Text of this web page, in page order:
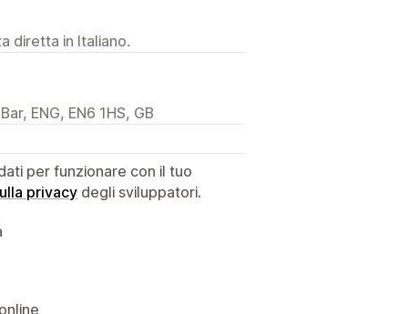
diretta in Italiano.
ENG, EN6 1HS, GB
per funzionare con il tuo
privacy degli sviluppatori.